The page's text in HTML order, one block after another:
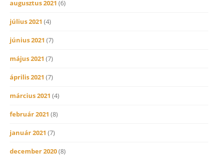
augusztus 2021 (6)
július 2021 (4)
június 2021 (7)
május 2021 (7)
április 2021 (7)
március 2021 (4)
február 2021 (8)
január 2021 (7)
december 2020(8)